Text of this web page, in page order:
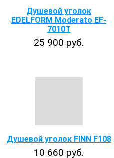
Душевой уголок
EDELFORM Moderato EF-
7010T
25 900 руб.
Душевой уголок FINN F108
10 660 руб.